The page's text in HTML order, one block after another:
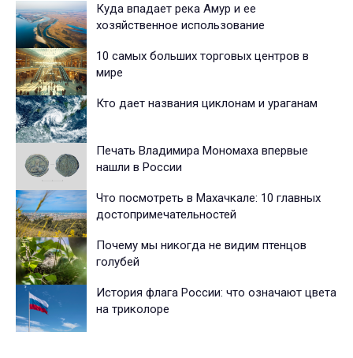
Куда впадает река Амур и ее
хозяйственное использование
10 самых больших торговых центров в
мире
Кто дает названия циклонам и ураганам
Печать Владимира Мономаха впервые
нашли в России
Что посмотреть в Махачкале: 10 главных
достопримечательностей
Почему мы никогда не видим птенцов
голубей
История флага России: что означают цвета
на триколоре